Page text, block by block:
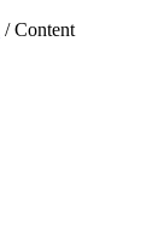
/ Content